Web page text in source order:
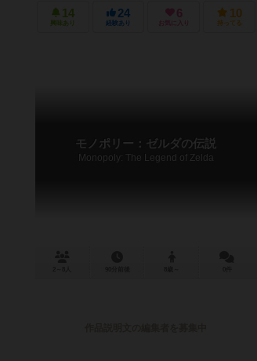
14
興味あり
24
経験あり
6
お気に入り
10
持ってる
モノポリー：ゼルダの伝説
Monopoly: The Legend of Zelda